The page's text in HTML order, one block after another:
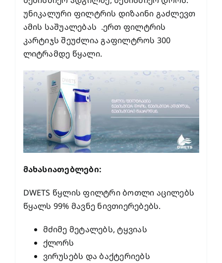
უნიკალური ფილტრის დიზაინი გაძლევთ
ამის საშუალებას .ერთ ფილტრის
კარტიჯს შეუძლია გაფილტროს 300
ლიტრამდე წყალი.
მახასიათებლები:
DWETS წყლის ფილტრი ბოთლი აცილებს
წყალს 99% მავნე ნივთიერებებს.
მძიმე მეტალებს, ტყვიას
ქლორს
ვირუსებს და ბაქტერიებს